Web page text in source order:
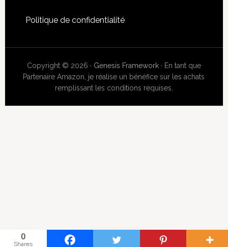
0
Shares
Politique de confidentialité
Copyright © 2026 · Genesis Framework· En tant que
Partenaire Amazon, je réalise un bénéfice sur les achats
remplissant les conditions requises.